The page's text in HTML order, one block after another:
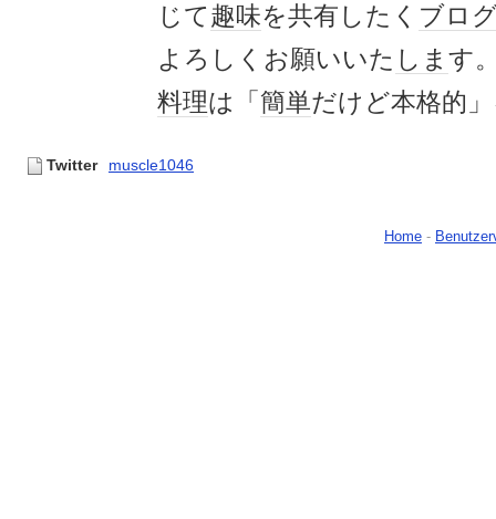
じて趣味を共有したく ブロ
よろしくお願いいた しま す
料理は「 簡単だけど本格的
Twitter muscle1046
Home -